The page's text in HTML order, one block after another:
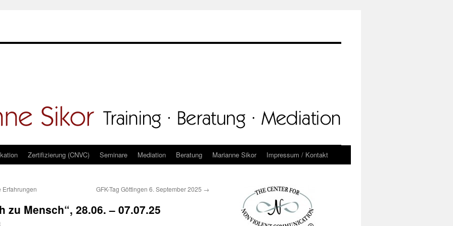
Zertifizierung (CNVC) Seminare Mediation Beratung Marianne Sikor Impressum / Kontakt
Erfahrungen GFK-Tag Göttingen 6. September 2025 →
zu Mensch“, 28.06. – 07.07.25